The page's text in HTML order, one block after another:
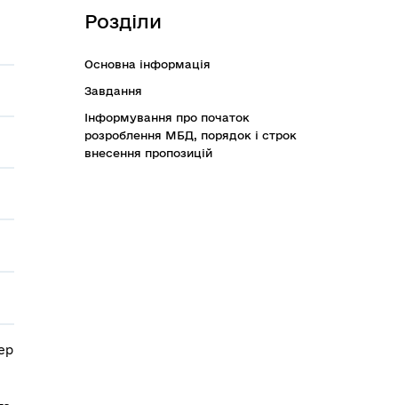
Розділи
Основна інформація
Завдання
Інформування про початок
розроблення МБД, порядок і строк
внесення пропозицій